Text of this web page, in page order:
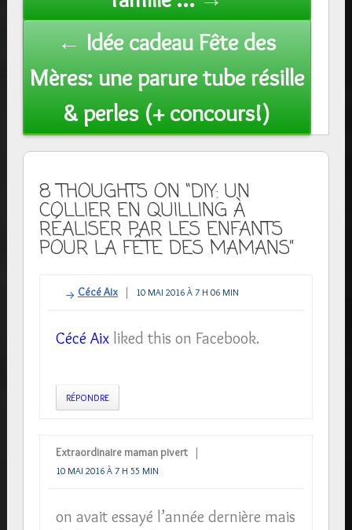
← Idée cadeau Fête des
Mères: une parure tube résille
& perles (+ concours!)
8 THOUGHTS ON “DIY: UN
COLLIER EN QUILLING À
RÉALISER PAR LES ENFANTS
POUR LA FÊTE DES MAMANS”
Cécé Aix 10 MAI 2016 À 7 H 06 MIN
Cécé Aixliked this on Facebook.
RÉPONDRE
Extraordinaire maman pivert
10 MAI 2016 À 7 H 55 MIN
on avait essayé l’année dernière mais